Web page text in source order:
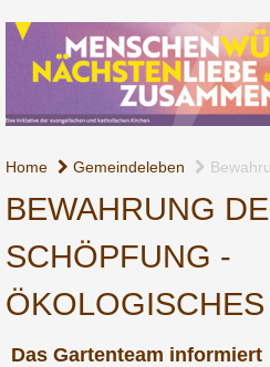
Home Gemeindeleben
BEWAHRUNG
SCHÖPFUNG -
Das Gartenteam informiert